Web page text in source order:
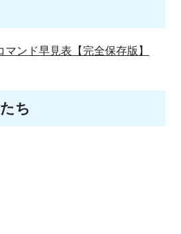
ンド早見表【完全保存版】
ち